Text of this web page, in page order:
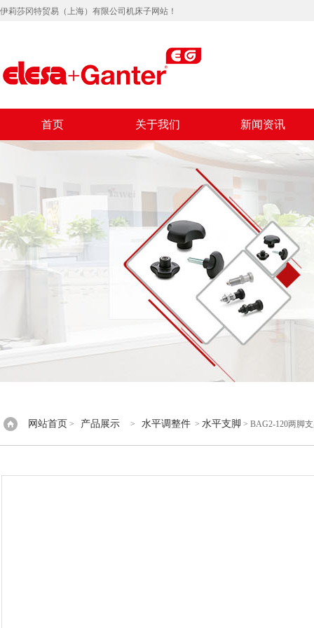
伊莉莎冈特贸易（上海）有限公司机床子网站！
首页 关于我们 新闻资讯
网站首页 > 产品展示 > 水平调整件 > 水平支脚 > BAG2-120两脚